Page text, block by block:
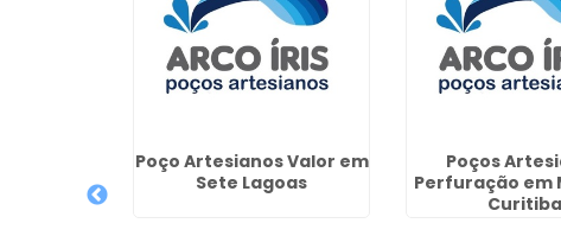
Poço Artesianos Valor em
Sete Lagoas
Poços
Perfuração em
Curitiba